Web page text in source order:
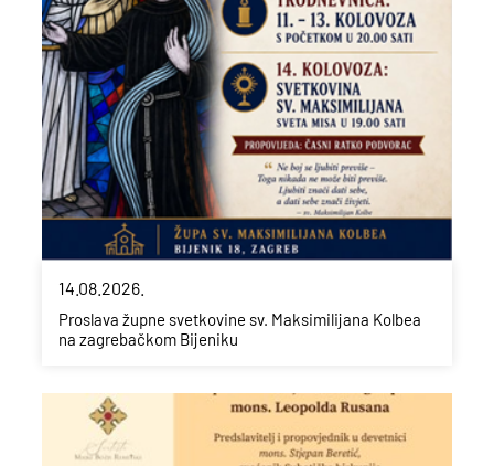
14.08.2026.
Proslava župne svetkovine sv. Maksimilijana Kolbea
na zagrebačkom Bijeniku